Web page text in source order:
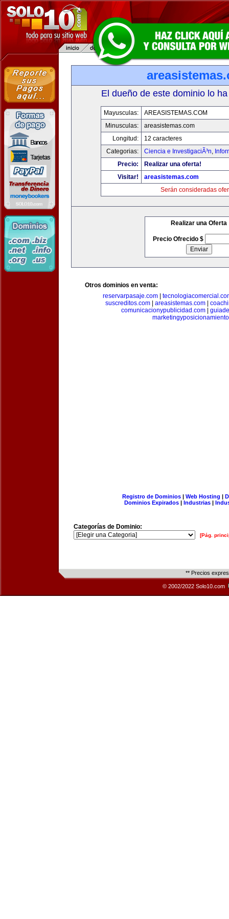
El dueño de este dominio lo
Mayusculas:
AREASISTEMAS.COM
Minusculas:
areasistemas.com
Longitud:
12 caracteres
Categorias:
Ciencia e InvestigaciÃ³n,
Precio:
Realizar una oferta!
Visitar!
areasistemas.com
Serán consideradas
Realizar una Oferta
Precio Ofrecido $
Otros dominios en venta:
reservarpasaje.com
suscreditos.com
areasistemas.com
comunicacionypublicidad.com
Registro de Dominios| Web Hosting |
Dominios Expirados | Industrias |
Categorías de Dominio:
[Pág.
** Precios
© 2002/2022 Solo10.com